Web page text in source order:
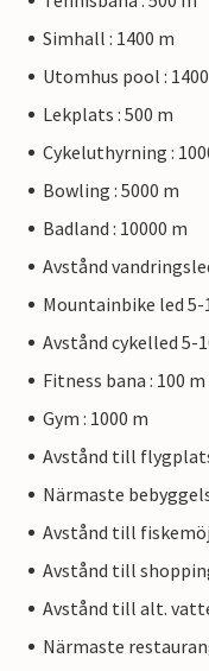
Simhall : 1400 m
Utomhus pool :
Lekplats : 500 m
Cykeluthyrning :
Bowling : 5000 m
Badland : 10000 m
Avstånd
Mountainbike led 5-
Avstånd cykelled 5-
Fitness bana : 100 m
Gym : 1000 m
Avstånd till
Närmaste
Avstånd till
Avstånd till
Avstånd till alt.
Närmaste